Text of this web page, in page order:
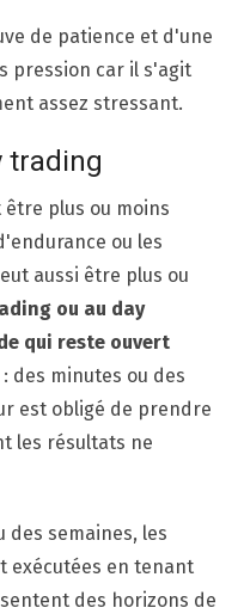
de patience et d'une
pression car il s'agit
assez stressant.
trading
plus ou moins
ou les
aussi être plus ou
ou au day
qui reste ouvert
: des minutes ou des
est obligé de prendre
les résultats ne
des semaines, les
exécutées en tenant
des horizons de